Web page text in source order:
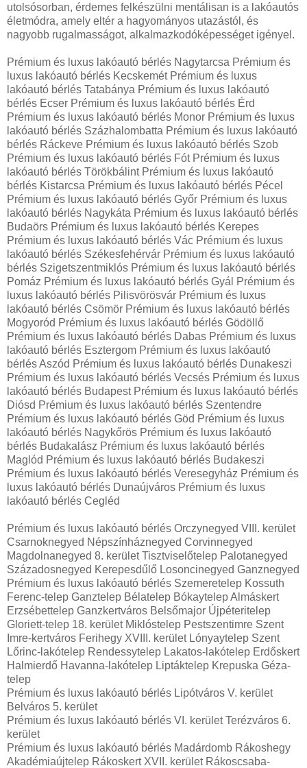
utolsósorban, érdemes felkészülni mentálisan is a lakóautós
életmódra, amely eltér a hagyományos utazástól, és
nagyobb rugalmasságot, alkalmazkodóképességet igényel.
Prémium és luxus lakóautó bérlés Nagytarcsa Prémium és
luxus lakóautó bérlés Kecskemét Prémium és luxus
lakóautó bérlés Tatabánya Prémium és luxus lakóautó
bérlés Ecser Prémium és luxus lakóautó bérlés Érd
Prémium és luxus lakóautó bérlés Monor Prémium és luxus
lakóautó bérlés Százhalombatta Prémium és luxus lakóautó
bérlés Ráckeve Prémium és luxus lakóautó bérlés Szob
Prémium és luxus lakóautó bérlés Fót Prémium és luxus
lakóautó bérlés Törökbálint Prémium és luxus lakóautó
bérlés Kistarcsa Prémium és luxus lakóautó bérlés Pécel
Prémium és luxus lakóautó bérlés Győr Prémium és luxus
lakóautó bérlés Nagykáta Prémium és luxus lakóautó bérlés
Budaörs Prémium és luxus lakóautó bérlés Kerepes
Prémium és luxus lakóautó bérlés Vác Prémium és luxus
lakóautó bérlés Székesfehérvár Prémium és luxus lakóautó
bérlés Szigetszentmiklós Prémium és luxus lakóautó bérlés
Pomáz Prémium és luxus lakóautó bérlés Gyál Prémium és
luxus lakóautó bérlés Pilisvörösvár Prémium és luxus
lakóautó bérlés Csömör Prémium és luxus lakóautó bérlés
Mogyoród Prémium és luxus lakóautó bérlés Gödöllő
Prémium és luxus lakóautó bérlés Dabas Prémium és luxus
lakóautó bérlés Esztergom Prémium és luxus lakóautó
bérlés Aszód Prémium és luxus lakóautó bérlés Dunakeszi
Prémium és luxus lakóautó bérlés Vecsés Prémium és luxus
lakóautó bérlés Budapest Prémium és luxus lakóautó bérlés
Diósd Prémium és luxus lakóautó bérlés Szentendre
Prémium és luxus lakóautó bérlés Göd Prémium és luxus
lakóautó bérlés Nagykőrös Prémium és luxus lakóautó
bérlés Budakalász Prémium és luxus lakóautó bérlés
Maglód Prémium és luxus lakóautó bérlés Budakeszi
Prémium és luxus lakóautó bérlés Veresegyház Prémium és
luxus lakóautó bérlés Dunaújváros Prémium és luxus
lakóautó bérlés Cegléd
Prémium és luxus lakóautó bérlés Orczynegyed VIII. kerület
Csarnoknegyed Népszínháznegyed Corvinnegyed
Magdolnanegyed 8. kerület Tisztviselőtelep Palotanegyed
Századosnegyed Kerepesdűlő Losoncinegyed Ganznegyed
Prémium és luxus lakóautó bérlés Szemeretelep Kossuth
Ferenc-telep Ganztelep Bélatelep Bókaytelep Almáskert
Erzsébettelep Ganzkertváros Belsőmajor Újpéteritelep
Gloriett-telep 18. kerület Miklóstelep Pestszentimre Szent
Imre-kertváros Ferihegy XVIII. kerület Lónyaytelep Szent
Lőrinc-lakótelep Rendessytelep Lakatos-lakótelep Erdőskert
Halmierdő Havanna-lakótelep Liptáktelep Krepuska Géza-
telep
Prémium és luxus lakóautó bérlés Lipótváros V. kerület
Belváros 5. kerület
Prémium és luxus lakóautó bérlés VI. kerület Terézváros 6.
kerület
Prémium és luxus lakóautó bérlés Madárdomb Rákoshegy
Akadémiaújtelep Rákoskert XVII. kerület Rákoscsaba-